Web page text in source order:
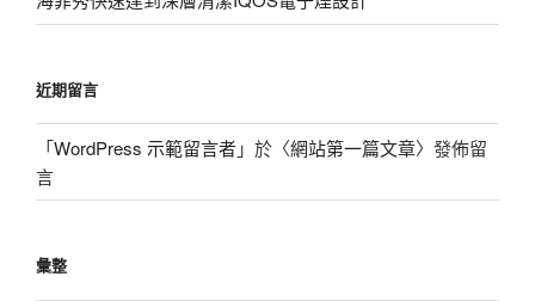
近期留言
「WordPress 示範留言者」於〈網站第一篇文章〉發佈留
言
彙整